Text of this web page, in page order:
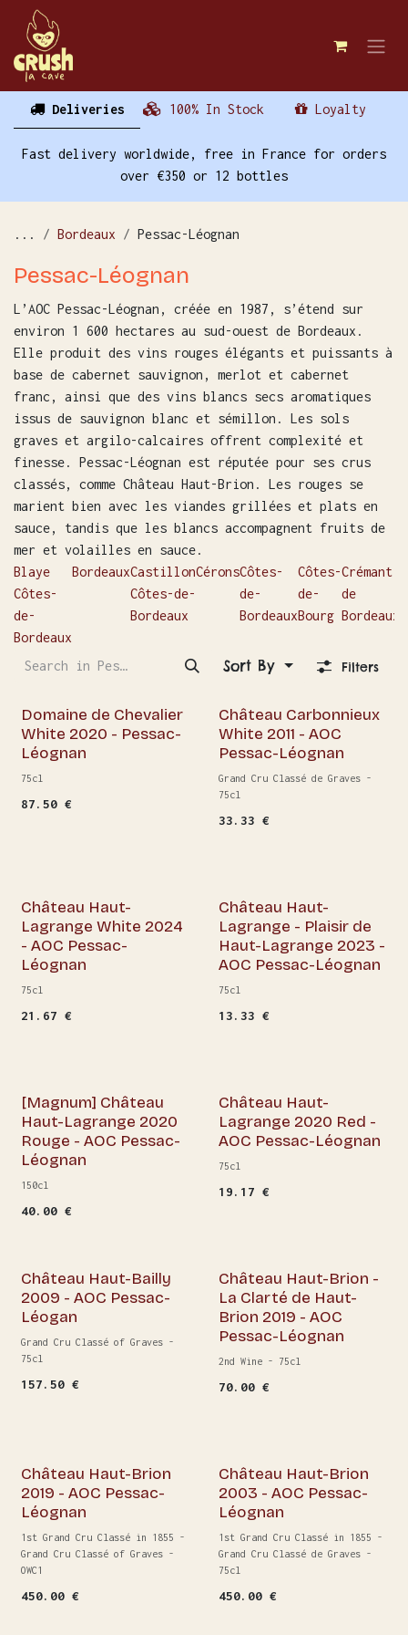
Skip to Content
Deliveries 100% In Stock Loyalty
Fast delivery worldwide, free in France for orders
over €350 or 12 bottles
... Bordeaux Pessac-Léognan
Pessac-Léognan
L’AOC Pessac-Léognan, créée en 1987, s’étend sur
environ 1 600 hectares au sud-ouest de Bordeaux.
Elle produit des vins rouges élégants et puissants à
base de cabernet sauvignon, merlot et cabernet
franc, ainsi que des vins blancs secs aromatiques
issus de sauvignon blanc et sémillon. Les sols
graves et argilo-calcaires offrent complexité et
finesse. Pessac-Léognan est réputée pour ses crus
classés, comme Château Haut-Brion. Les rouges se
marient bien avec les viandes grillées et plats en
sauce, tandis que les blancs accompagnent fruits de
mer et volailles en sauce.
Blaye
Côtes-
de-
Bordeaux
BordeauxCastillon
Côtes-de-
Bordeaux
CéronsCôtes-
de-
Bordeaux
Côtes-
de-
Bourg
Crémant
de
Bordeaux
Sort By Filters
Out of stock
Domaine de Chevalier
White 2020 - Pessac-
Léognan
75cl
87.50 €
Château Carbonnieux
White 2011 - AOC
Pessac-Léognan
Grand Cru Classé de Graves -
75cl
33.33 €
Château Haut-
Lagrange White 2024
- AOC Pessac-
Léognan
75cl
21.67 €
Buy 6 get 5% off!
Château Haut-
Lagrange - Plaisir de
Haut-Lagrange 2023 -
AOC Pessac-Léognan
75cl
13.33 €
Out of stock
[Magnum] Château
Haut-Lagrange 2020
Rouge - AOC Pessac-
Léognan
150cl
40.00 €
Château Haut-
Lagrange 2020 Red -
AOC Pessac-Léognan
75cl
19.17 €
Château Haut-Bailly
2009 - AOC Pessac-
Léogan
Grand Cru Classé of Graves -
75cl
157.50 €
Château Haut-Brion -
La Clarté de Haut-
Brion 2019 - AOC
Pessac-Léognan
2nd Wine - 75cl
70.00€
Château Haut-Brion
2019 - AOC Pessac-
Léognan
1st Grand Cru Classé in 1855 -
Grand Cru Classé of Graves -
OWC1
450.00 €
Château Haut-Brion
2003 - AOC Pessac-
Léognan
1st Grand Cru Classé in 1855 -
Grand Cru Classé de Graves -
75cl
450.00€